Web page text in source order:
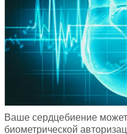
Ваше сердцебиение
биометрической